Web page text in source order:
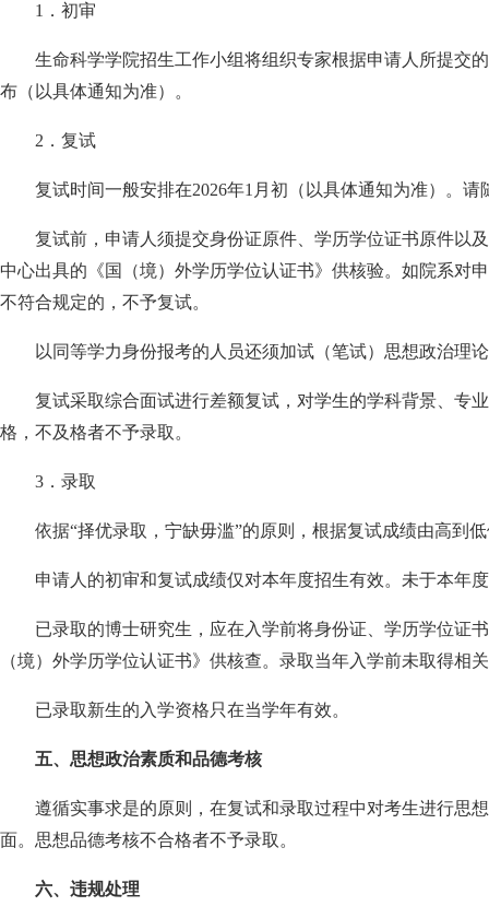
1 ．初审
生命科学学院招生工作小组将组织专家根据申请人所提交
布（以具体通知为准）。
2 ．复试
复试时间一般安排在2026年1 月初（以具体通知为准）。
复试前，申请人须提交身份证原件、学历学位证书原件以
中心出具的《国（境）外学历学位认证书》供核验。如院系对
不符合规定的，不予复试。
以同等学力身份报考的人员还须加试（笔试）思想政治理
复试采取综合面试进行差额复试，对学生的学科背景、专
格，不及格者不予录取。
3 ．录取
依据“择优录取，宁缺毋滥”的原则，根据复试成绩由高到
申请人的初审和复试成绩仅对本年度招生有效。未于本年
已录取的博士研究生，应在入学前将身份证、学历学位证
（境）外学历学位认证书》供核查。录取当年入学前未取得相
已录取新生的入学资格只在当学年有效。
五、思想政治素质和品德考核
遵循实事求是的原则，在复试和录取过程中对考生进行思
面。思想品德考核不合格者不予录取。
六、违规处理